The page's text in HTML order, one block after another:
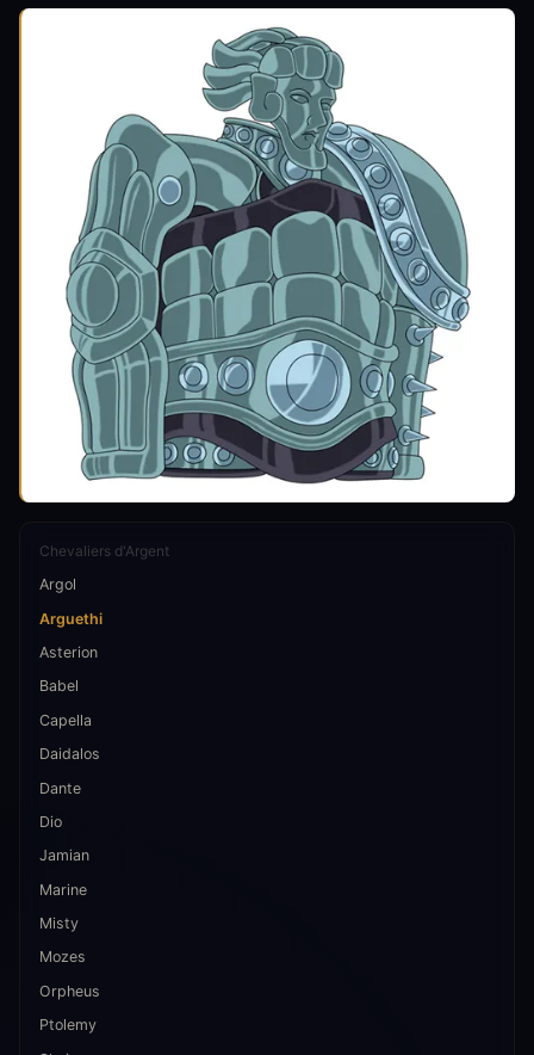
Chevaliers d'Argent
Argol
Arguethi
Asterion
Babel
Capella
Daidalos
Dante
Dio
Jamian
Marine
Misty
Mozes
Orpheus
Ptolemy